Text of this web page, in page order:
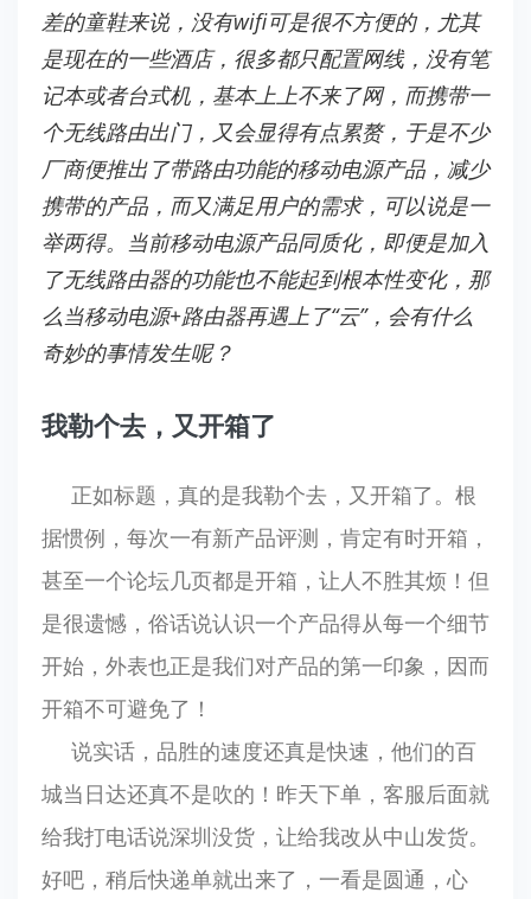
差的童鞋来说，没有wifi可是很不方便的，尤其
是现在的一些酒店，很多都只配置网线，没有笔
记本或者台式机，基本上上不来了网，而携带一
个无线路由出门，又会显得有点累赘，于是不少
厂商便推出了带路由功能的移动电源产品，减少
携带的产品，而又满足用户的需求，可以说是一
举两得。当前移动电源产品同质化，即便是加入
了无线路由器的功能也不能起到根本性变化，那
么当移动电源+路由器再遇上了“云”，会有什么
奇妙的事情发生呢？
我勒个去，又开箱了
正如标题，真的是我勒个去，又开箱了。根
据惯例，每次一有新产品评测，肯定有时开箱，
甚至一个论坛几页都是开箱，让人不胜其烦！但
是很遗憾，俗话说认识一个产品得从每一个细节
开始，外表也正是我们对产品的第一印象，因而
开箱不可避免了！
说实话，品胜的速度还真是快速，他们的百
城当日达还真不是吹的！昨天下单，客服后面就
给我打电话说深圳没货，让给我改从中山发货。
好吧，稍后快递单就出来了，一看是圆通，心